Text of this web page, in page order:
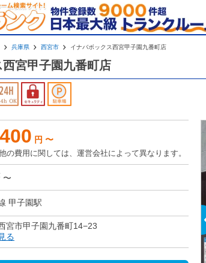
兵庫県 西宮市 イナバボックス西宮甲子園九番町店
宮甲子園九番町店
円 〜
の費用に関しては、運営会社によって異なります。
〜
甲子園駅
宮市甲子園九番町14−23
る